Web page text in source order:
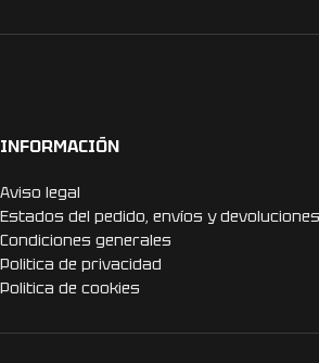
INFORMACIÓN
Aviso legal
Estados del pedido, envíos y devoluciones
Condiciones generales
Politica de privacidad
Politica de cookies